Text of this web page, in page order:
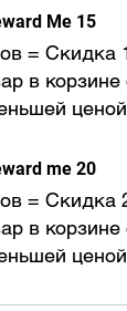
Me 15
= Скидка
в корзине
ценой
me 20
= Скидка
в корзине
ценой